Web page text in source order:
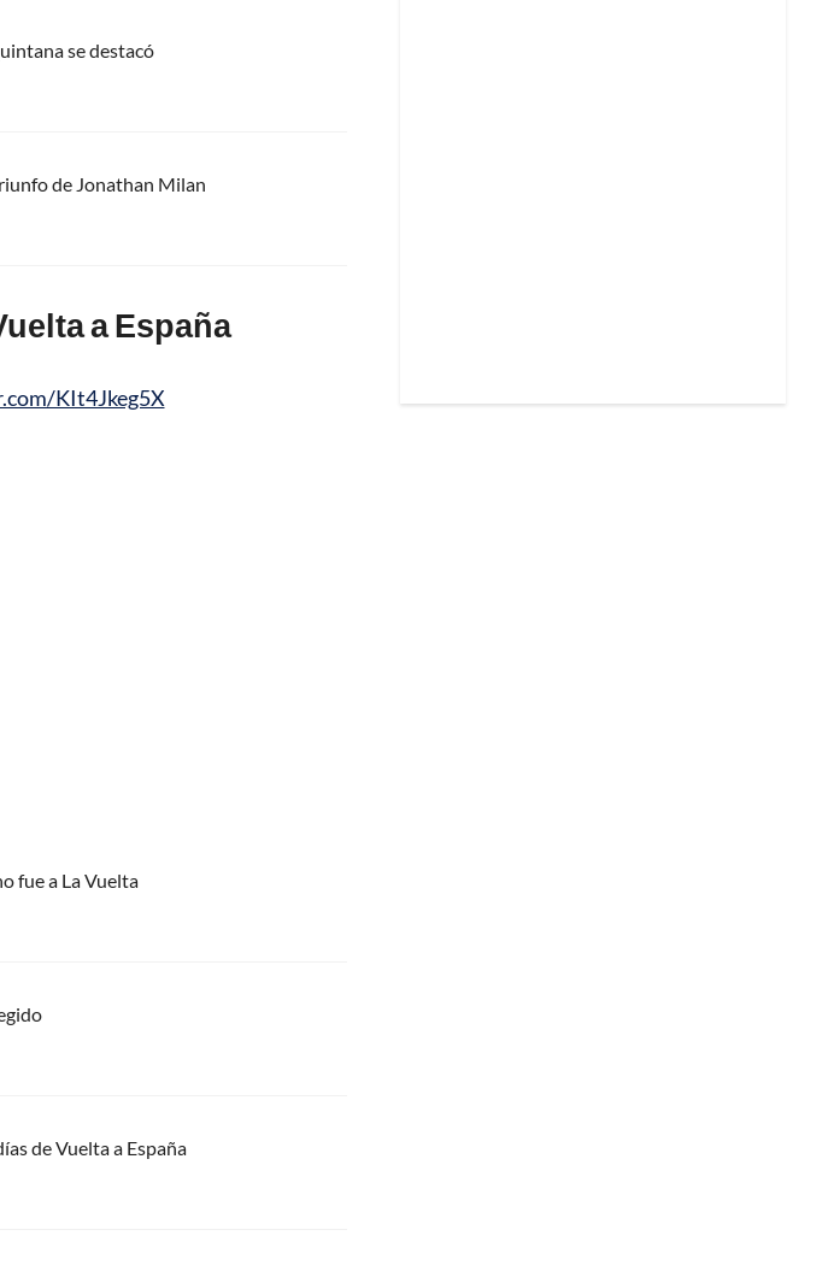
se destacó
de Jonathan Milan
a España
KIt4Jkeg5X
fue a La Vuelta
de Vuelta a España